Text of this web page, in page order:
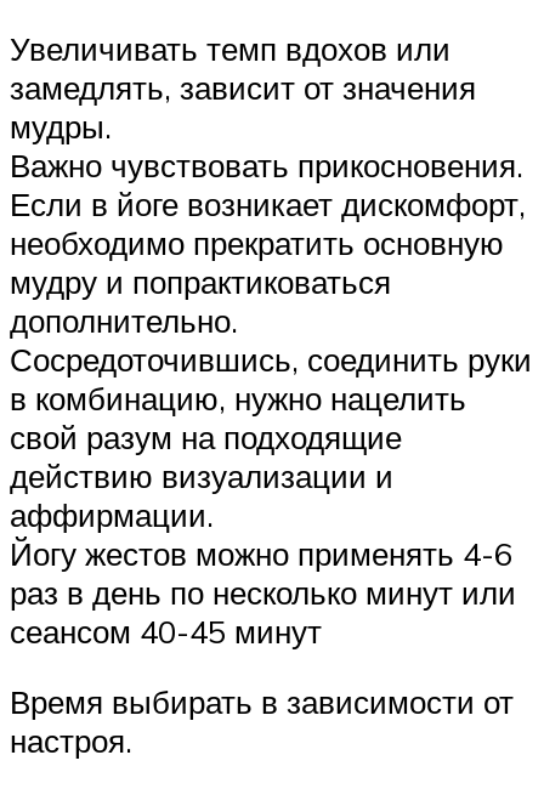
Увеличивать темп вдохов или
замедлять, зависит от значения
мудры.
Важно чувствовать прикосновения.
Если в йоге возникает дискомфорт,
необходимо прекратить основную
мудру и попрактиковаться
дополнительно.
Сосредоточившись, соединить руки
в комбинацию, нужно нацелить
свой разум на подходящие
действию визуализации и
аффирмации.
Йогу жестов можно применять 4-6
раз в день по несколько минут или
сеансом 40-45 минут
Время выбирать в зависимости от
настроя.